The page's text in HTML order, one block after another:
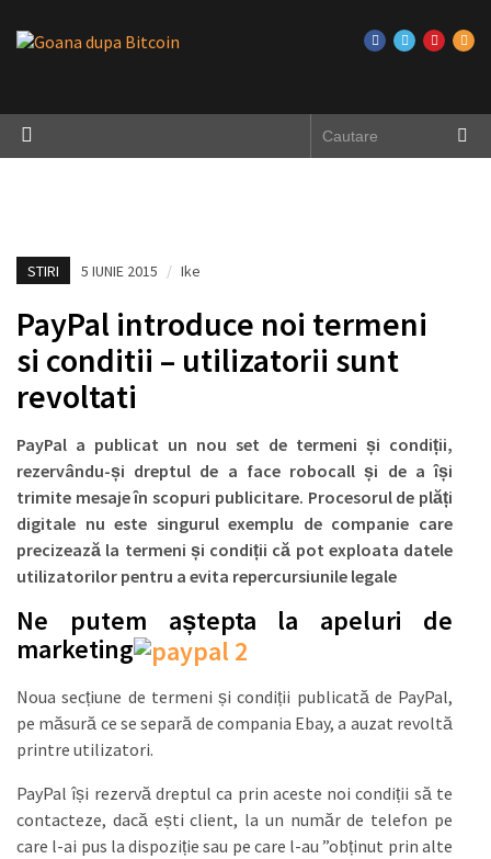
STIRI 5 IUNIE 2015 / Ike
PayPal introduce noi termeni
si conditii – utilizatorii sunt
revoltati
PayPal a publicat un nou set de termeni și condiții,
rezervându-și dreptul de a face robocall și de a își
trimite mesaje în scopuri publicitare. Procesorul de plăți
digitale nu este singurul exemplu de companie care
precizează la termeni și condiții că pot exploata datele
utilizatorilor pentru a evita repercursiunile legale
Ne putem aștepta la apeluri de
marketing
Noua secțiune de termeni și condiții publicată de PayPal,
pe măsură ce se separă de compania Ebay, a auzat revoltă
printre utilizatori.
PayPal își rezervă dreptul ca prin aceste noi condiții să te
contacteze, dacă ești client, la un număr de telefon pe
care l-ai pus la dispoziție sau pe care l-au ”obținut prin alte